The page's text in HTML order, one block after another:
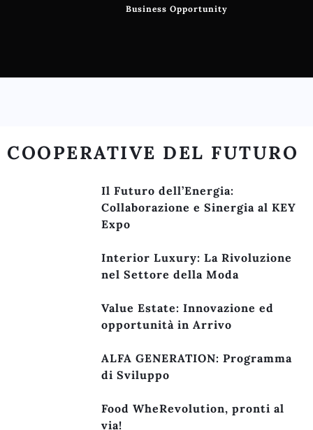
Business Opportunity
COOPERATIVE DEL FUTURO
Il Futuro dell’Energia:
Collaborazione e Sinergia al KEY
Expo
Interior Luxury: La Rivoluzione
nel Settore della Moda
Value Estate: Innovazione ed
opportunità in Arrivo
ALFA GENERATION: Programma
di Sviluppo
Food WheRevolution, pronti al
via!